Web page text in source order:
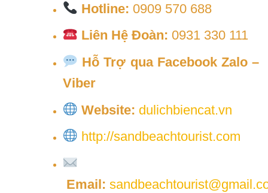
Hotline: 0909 570 688
Liên Hệ Đoàn: 0931 330 111
Hỗ Trợ qua Facebook Zalo –
Viber
Website: dulichbiencat.vn
http://sandbeachtourist.com
Email: